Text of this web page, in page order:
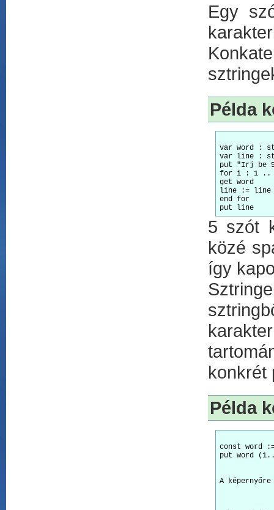
Egy
Példa
var word :
var line :
put "Irj be
for i : 1 ..
get word
line := line
end for
5 szót
közé
így
konkrét
Példa
const word
A